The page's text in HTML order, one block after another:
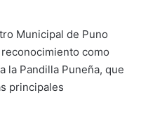
Municipal de Puno
como
la Pandilla Puneña, que
principales